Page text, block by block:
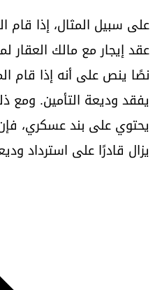
على سبيل المثال، إذا قام
عقد إيجار مع مالك العقار
نصًا ينص على أنه إذا قام
يفقد وديعة التأمين. ومع
يحتوي على بند عسكري،
يزال قادرًا على استرداد